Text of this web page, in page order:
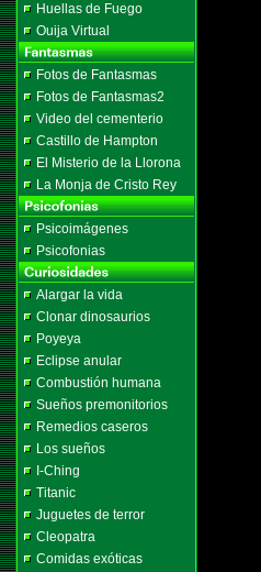
Huellas de Fuego
Ouija Virtual
Fotos de Fantasmas
Fotos de Fantasmas2
Video del cementerio
Castillo de Hampton
El Misterio de la Llorona
La Monja de Cristo Rey
Psicoimágenes
Psicofonias
Alargar la vida
Clonar dinosaurios
Poyeya
Eclipse anular
Combustión humana
Sueños premonitorios
Remedios caseros
Los sueños
I-Ching
Titanic
Juguetes de terror
Cleopatra
Comidas exóticas